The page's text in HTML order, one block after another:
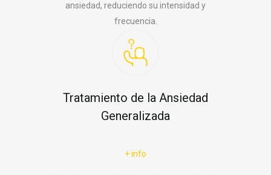
ansiedad, reduciendo su intensidad y
frecuencia.
Tratamiento de la Ansiedad
Generalizada
+ info